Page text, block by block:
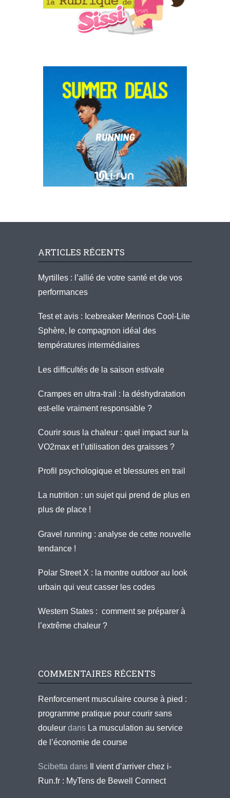
ARTICLES RÉCENTS
Myrtilles : l’allié de votre santé et de vos
performances
Test et avis : Icebreaker Merinos Cool-Lite
Sphère, le compagnon idéal des
températures intermédiaires
Les difficultés de la saison estivale
Crampes en ultra-trail : la déshydratation
est-elle vraiment responsable ?
Courir sous la chaleur : quel impact sur la
VO2max et l’utilisation des graisses ?
Profil psychologique et blessures en trail
La nutrition : un sujet qui prend de plus en
plus de place !
Gravel running : analyse de cette nouvelle
tendance !
Polar Street X : la montre outdoor au look
urbain qui veut casser les codes
Western States : comment se préparer à
l’extrême chaleur ?
COMMENTAIRES RÉCENTS
Renforcement musculaire course à pied :
programme pratique pour courir sans
douleur dans La musculation au service
de l’économie de course
Scibetta dans
Il vient d’arriver chez i-
Run.fr : MyTens de Bewell Connect